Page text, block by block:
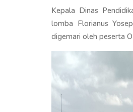
Kepala Dinas
lomba Florianus
digemari oleh peserta